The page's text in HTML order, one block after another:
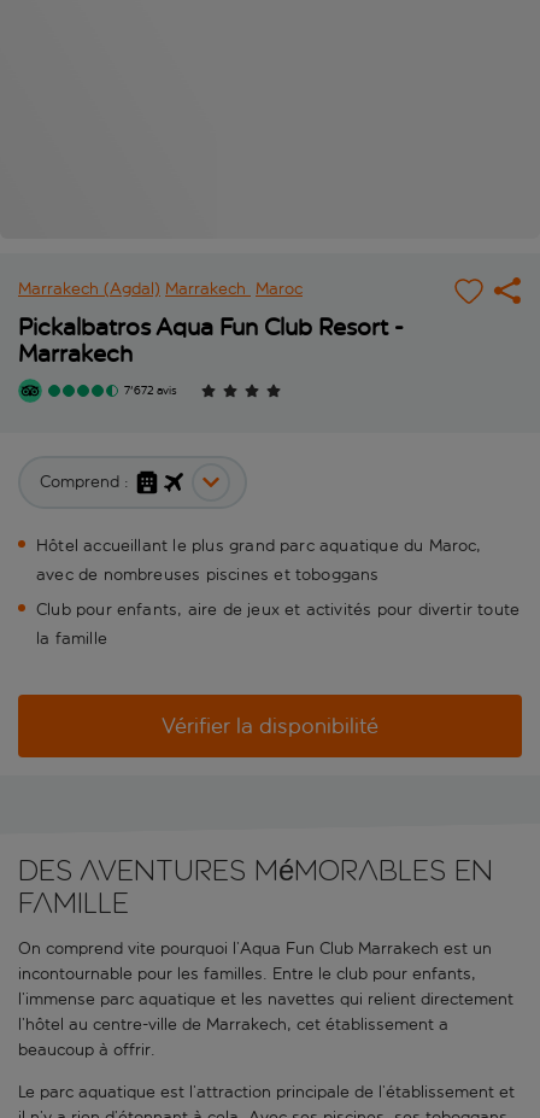
Marrakech (Agdal) Marrakech Maroc
Pickalbatros Aqua Fun Club Resort -
Marrakech
7'672 avis
Comprend :
Hôtel accueillant le plus grand parc aquatique du Maroc,
avec de nombreuses piscines et toboggans
Club pour enfants, aire de jeux et activités pour divertir toute
la famille
Vérifier la disponibilité
Des aventures mémorables en
famille
On comprend vite pourquoi l’Aqua Fun Club Marrakech est un
incontournable pour les familles. Entre le club pour enfants,
l’immense parc aquatique et les navettes qui relient directement
l’hôtel au centre-ville de Marrakech, cet établissement a
beaucoup à offrir.
Le parc aquatique est l’attraction principale de l’établissement et